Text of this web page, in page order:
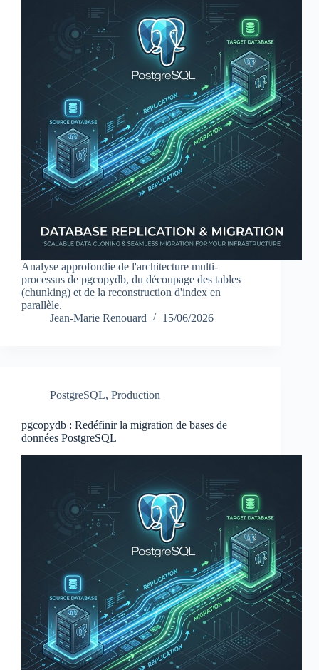
Analyse approfondie de l'architecture multi-
processus de pgcopydb, du découpage des tables
(chunking) et de la reconstruction d'index en
parallèle.
Jean-Marie Renouard
15/06/2026
PostgreSQL, Production
pgcopydb : Redéfinir la migration de bases de
données PostgreSQL